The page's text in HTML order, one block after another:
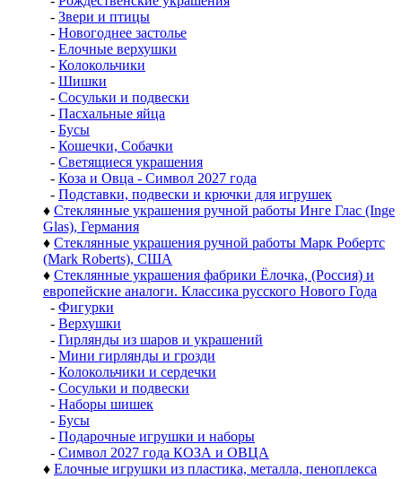
- Звери и птицы
- Новогоднее застолье
- Елочные верхушки
- Колокольчики
- Шишки
- Сосульки и подвески
- Пасхальные яйца
- Бусы
- Кошечки, Собачки
- Светящиеся украшения
- Коза и Овца - Символ 2027 года
- Подставки, подвески и крючки для игрушек
♦ Стеклянные украшения ручной работы Инге Глас (Inge
Glas), Германия
♦ Стеклянные украшения ручной работы Марк Робертс
(Mark Roberts), США
♦ Стеклянные украшения фабрики Ёлочка, (Россия) и
европейские аналоги. Классика русского Нового Года
- Фигурки
- Верхушки
- Гирлянды из шаров и украшений
- Мини гирлянды и грозди
- Колокольчики и сердечки
- Сосульки и подвески
- Наборы шишек
- Бусы
- Подарочные игрушки и наборы
- Символ 2027 года КОЗА и ОВЦА
♦ Елочные игрушки из пластика, металла, пеноплекса